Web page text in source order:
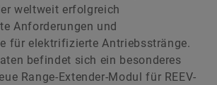
weltweit erfolgreich
Anforderungen und
für elektrifizierte Antriebsstränge.
befindet sich ein besonderes
Range-Extender-Modul für REEV-